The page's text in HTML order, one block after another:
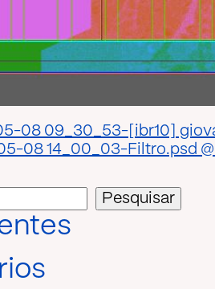
08 09_30_53-[ibr10]
08 14_00_03-Filtro.psd
Pesquisar